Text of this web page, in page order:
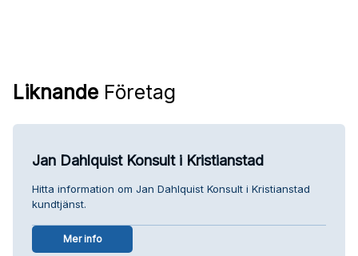
Liknande Företag
Jan Dahlquist Konsult i Kristianstad
Hitta information om Jan Dahlquist Konsult i Kristianstad
kundtjänst.
Mer info